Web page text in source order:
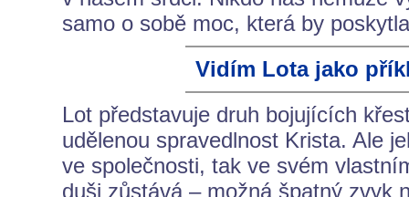
samo o sobě moc, která by
Vidím Lota jako
Lot představuje druh bojujících
udělenou spravedlnost Krista. Ale
ve společnosti, tak ve svém
duši zůstává – možná špatný zvyk